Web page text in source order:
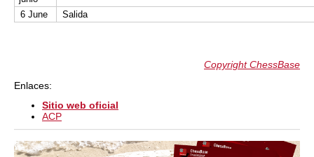
6 June
Salida
Copyright ChessBase
Enlaces:
Sitio web oficial
ACP